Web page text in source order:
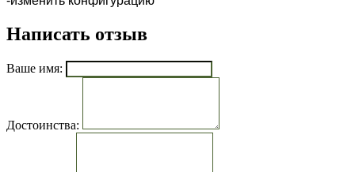
Написать отзыв
Ваше имя:
Достоинства: